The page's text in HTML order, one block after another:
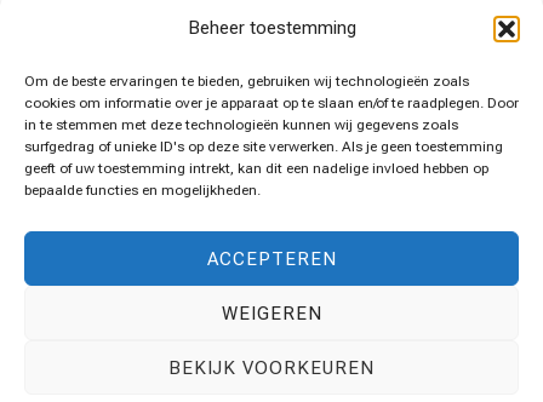
Beheer toestemming
Om de beste ervaringen te bieden, gebruiken wij technologieën zoals
cookies om informatie over je apparaat op te slaan en/of te raadplegen. Door
in te stemmen met deze technologieën kunnen wij gegevens zoals
surfgedrag of unieke ID's op deze site verwerken. Als je geen toestemming
geeft of uw toestemming intrekt, kan dit een nadelige invloed hebben op
bepaalde functies en mogelijkheden.
ACCEPTEREN
WEIGEREN
BEKIJK VOORKEUREN
Leukste pins voor jouw huis!
Algemene voorwaarden
Disclaimer
Travel Vista | Developed ByBlossom Themes